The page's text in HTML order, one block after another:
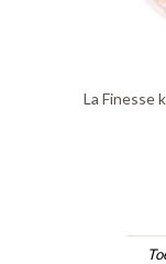
La Finesse